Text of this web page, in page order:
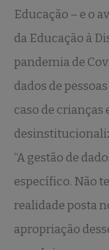
Educação – e o
da Educação à
pandemia de
dados de
caso de crianças
“A gestão de
específico. Não
realidade posta
apropriação